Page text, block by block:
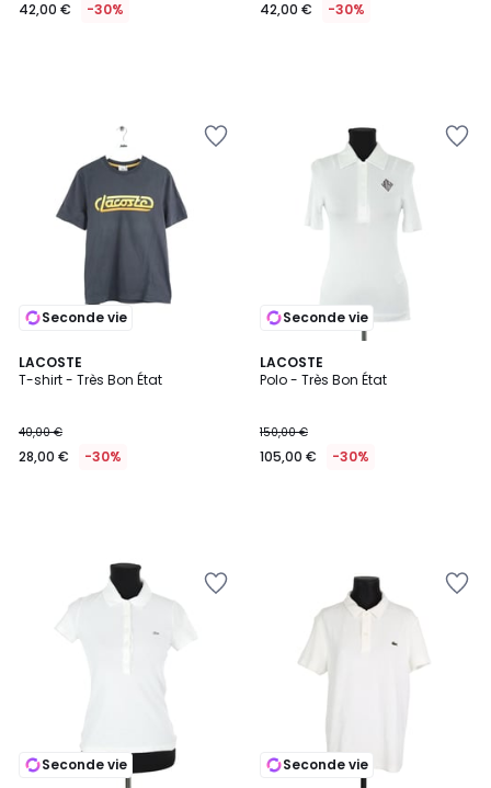
42,00 € -30% 42,00 € -30%
Seconde vie
LACOSTE
T-shirt - Très Bon État
40,00 €
28,00 € -30%
Seconde vie
LACOSTE
Polo - Très Bon État
150,00 €
105,00 € -30%
Seconde vie Seconde vie